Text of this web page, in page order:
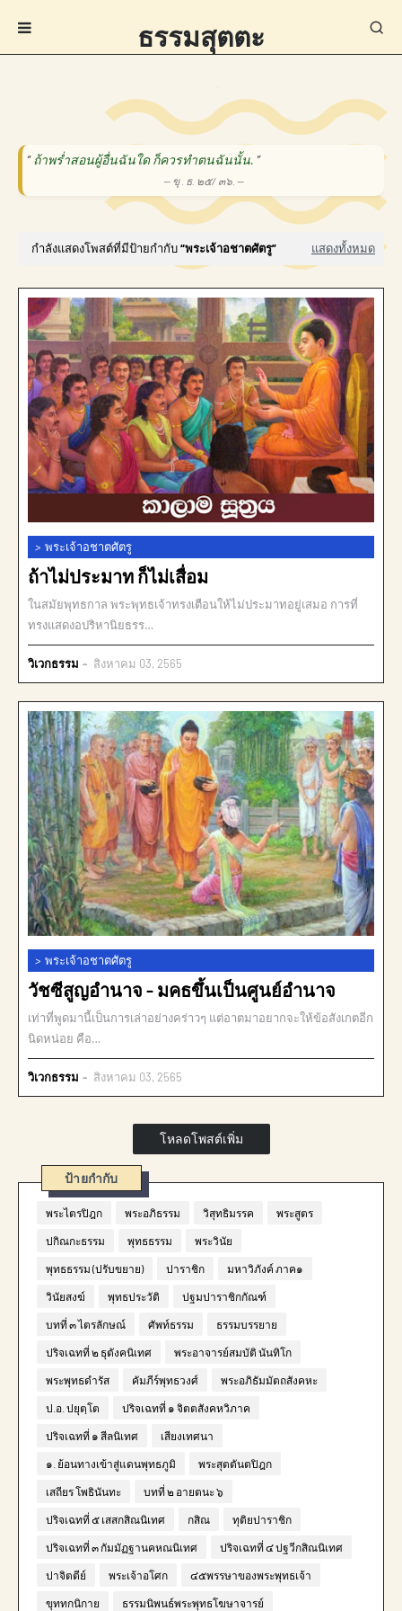
ธรรมสุตตะ
“ถ้าพร่ำสอนผู้อื่นฉันใด ก็ควรทำตนฉันนั้น. ”
— ขุ . ธ. ๒๕/ ๓๖. —
กำลังแสดงโพสต์ที่มีป้ายกำกับ พระเจ้าอชาตศัตรู แสดงทั้งหมด
> พระเจ้าอชาตศัตรู
ถ้าไม่ประมาท ก็ไม่เสื่อม
ในสมัยพุทธกาล พระพุทธเจ้าทรงเตือนให้ไม่ประมาทอยู่เสมอ การที่
ทรงแสดงอปริหานิยธรร…
วิเวกธรรม สิงหาคม 03, 2565
> พระเจ้าอชาตศัตรู
วัชซีสูญอำนาจ - มคธขึ้นเป็นศูนย์อำนาจ
เท่าที่พูดมานี้เป็นการเล่าอย่างคร่าวๆ แต่อาตมาอยากจะให้ข้อสังเกตอีก
นิดหน่อย คือ…
วิเวกธรรม สิงหาคม 03, 2565
โหลดโพสต์เพิ่ม
ป้ายกำกับ
พระไตรปิฎก พระอภิธรรม วิสุทธิมรรค พระสูตร
ปกิณกะธรรม พุทธธรรม พระวินัย
พุทธธรรม (ปรับขยาย) ปาราชิก มหาวิภังค์ ภาค๑
วินัยสงฆ์ พุทธประวัติ ปฐมปาราชิกกัณฑ์
บทที่ ๓ ไตรลักษณ์ ศัพท์ธรรม ธรรมบรรยาย
ปริจเฉทที่ ๒ ธุตังคนิเทศ พระอาจารย์สมบัติ นันทิโก
พระพุทธดำรัส คัมภีร์พุทธวงศ์ พระอภิธัมมัตถสังคหะ
ป.อ. ปยุตฺโต ปริจเฉทที่ ๑ จิตตสังคหวิภาค
ปริจเฉทที่ ๑ สีลนิเทศ เสียงเทศนา
๑. ย้อนทางเข้าสู่แดนพุทธภูมิ พระสุตตันตปิฎก
เสถียร โพธินันทะ บทที่ ๒ อายตนะ ๖
ปริจเฉทที่ ๕ เสสกสิณนิเทศ กสิณ ทุติยปาราชิก
ปริจเฉทที่ ๓ กัมมัฏฐานคหณนิเทศ ปริจเฉทที่ ๔ ปฐวีกสิณนิเทศ
ปาจิตตีย์ พระเจ้าอโศก ๔๕พรรษาของพระพุทธเจ้า
ขุททกนิกาย ธรรมนิพนธ์พระพุทธโฆษาจารย์